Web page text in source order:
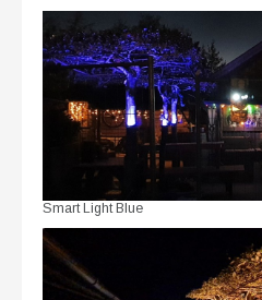
Smart Light Blue